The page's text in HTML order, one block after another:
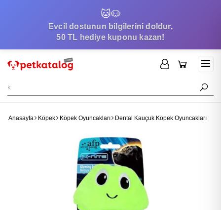
🐱🐶
Evcil dostunun bilgilerini doldur,
50 TL hediye kuponu kazan!
Anasayfa Köpek Köpek Oyuncakları Dental Kauçuk Köpek Oyuncakları